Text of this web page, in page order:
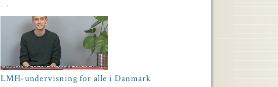
LMH-undervisning for alle i Danmark